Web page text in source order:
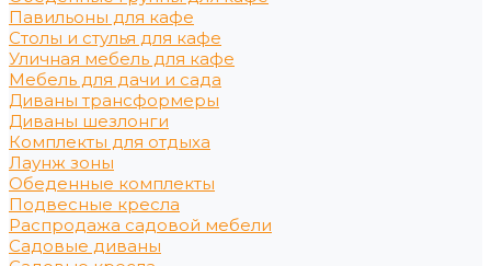
Павильоны для кафе
Столы и стулья для кафе
Уличная мебель для кафе
Мебель для дачи и сада
Диваны трансформеры
Диваны шезлонги
Комплекты для отдыха
Лаунж зоны
Обеденные комплекты
Подвесные кресла
Распродажа садовой мебели
Садовые диваны